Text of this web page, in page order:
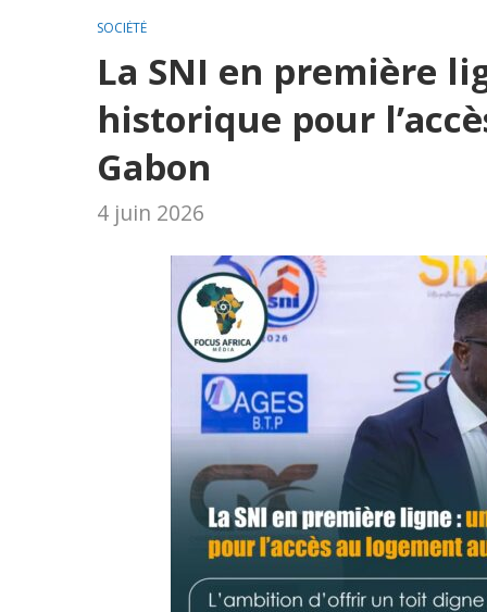
SOCIÉTÉ
La SNI en première
historique pour
Gabon
4 juin 2026